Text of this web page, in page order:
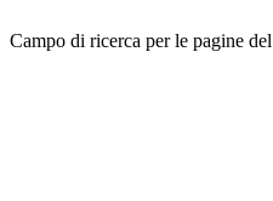
Campo di ricerca per le pagine